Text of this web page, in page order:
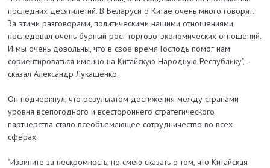
последних десятилетий. В Беларуси о Китае очень много говорят.
За этими разговорами, политическими нашими отношениями
последовал очень бурный рост торгово-экономических отношений.
И мы очень довольны, что в свое время Господь помог нам
сориентироваться именно на Китайскую Народную Республику", -
сказал Александр Лукашенко.
Он подчеркнул, что результатом достижения между странами
уровня всепогодного и всестороннего стратегического
партнерства стало всеобъемлющее сотрудничество во всех
сферах.
"Извините за нескромность, но смею сказать о том, что Китайская